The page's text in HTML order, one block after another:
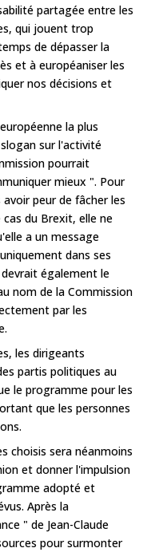
partagée entre les
qui jouent trop
de dépasser la
et à européaniser les
nos décisions et
la plus
sur l'activité
pourrait
mieux ". Pour
peur de fâcher les
du Brexit, elle ne
a un message
dans ses
également le
nom de la Commission
par les
les dirigeants
partis politiques au
le programme pour les
que les personnes
choisis sera néanmoins
et donner l'impulsion
adopté et
Après la
" de Jean-Claude
pour surmonter